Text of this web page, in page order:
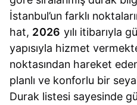
İstanbul’un farklı
hat, 2026 yılı itibarıyla
yapısıyla hizmet
noktasından hareket
planlı ve konforlu bir
Durak listesi sayesinde